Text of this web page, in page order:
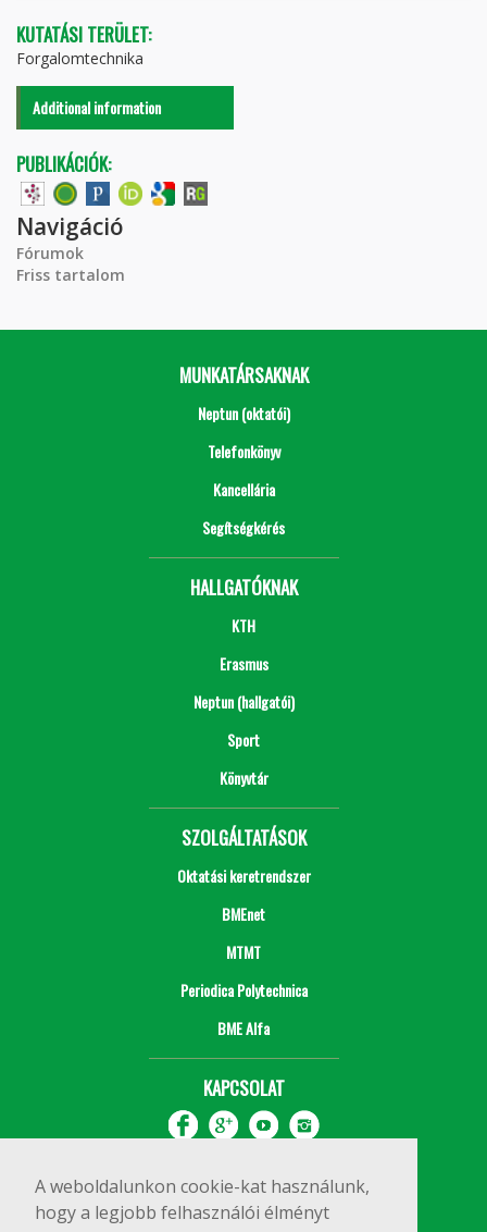
A weboldalunkon cookie-kat használunk,
hogy a legjobb felhasználói élményt
KUTATÁSI TERÜLET:
Forgalomtechnika
Additional information
PUBLIKÁCIÓK:
Navigáció
Fórumok
Friss tartalom
MUNKATÁRSAKNAK
Neptun (oktatói)
Telefonkönyv
Kancellária
Segítségkérés
HALLGATÓKNAK
KTH
Erasmus
Neptun (hallgatói)
Sport
Könyvtár
SZOLGÁLTATÁSOK
Oktatási keretrendszer
BMEnet
MTMT
Periodica Polytechnica
BME Alfa
KAPCSOLAT